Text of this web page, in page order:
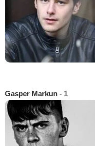
Gasper Markun - 1